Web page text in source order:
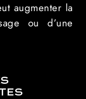
augmenter la
ou d’une